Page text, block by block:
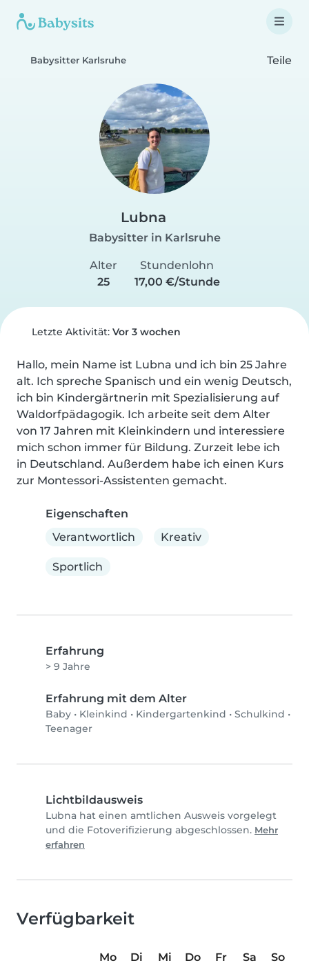
Babysitter Karlsruhe Teile
Lubna
Babysitter in Karlsruhe
Alter
25
Stundenlohn
17,00 €/Stunde
Letzte Aktivität: Vor 3 wochen
Hallo, mein Name ist Lubna und ich bin 25 Jahre
alt. Ich spreche Spanisch und ein wenig Deutsch,
ich bin Kindergärtnerin mit Spezialisierung auf
Waldorfpädagogik. Ich arbeite seit dem Alter
von 17 Jahren mit Kleinkindern und interessiere
mich schon immer für Bildung. Zurzeit lebe ich
in Deutschland. Außerdem habe ich einen Kurs
zur Montessori-Assistenten gemacht.
Eigenschaften
Verantwortlich
Kreativ
Sportlich
Erfahrung
> 9 Jahre
Erfahrung mit dem Alter
Baby • Kleinkind • Kindergartenkind • Schulkind •
Teenager
Lichtbildausweis
Lubna hat einen amtlichen Ausweis vorgelegt
und die Fotoverifizierung abgeschlossen. Mehr
erfahren
Verfügbarkeit
Mo Di Mi Do Fr Sa
So